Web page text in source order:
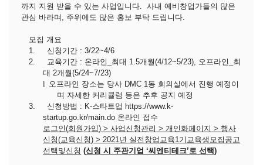
까지 지원 받을 수 있는 사업입니다. 사내 예비창업가들의 많은
관심 바라며
주위에도 많은 홍보 부탁 드립니다.
모집 개요
1.
신청기간 : 3/22~4/6
2.
교육기간 : 온라인 최대 1.5개월(4/12~5/23), 오프라인
최
대 2개월(5/24~7/23)
l 오프라인 장소는 당사 DMC 1 동 회의실에서 진행 예정이
며 자세한 커리큘럼 등은 추후 공지 예정
3.
신청방법 : K-스타트업 https://www.k-
startup.go.kr/main.do 온라인 접수
로그인(회원가입) >사업신청관리 > 개인화페이지 >행사
신청(교육신청) > 2021 년 실전창업교육1 기교육생모집공고
선택및신청 (신청 시 주관기업 ‘씨엔티테크’로 선택)